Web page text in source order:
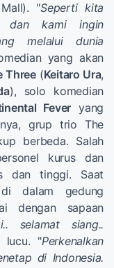
"Seperti kita
dan kami ingin
melalui dunia
yang akan
Three(Keitaro Ura,
), solo komedian
Fever yang
grup trio The
berbeda. Salah
kurus dan
dan tinggi. Saat
dalam gedung
dengan sapaan
selamat siang..
lucu. "Perkenalkan
di Indonesia.